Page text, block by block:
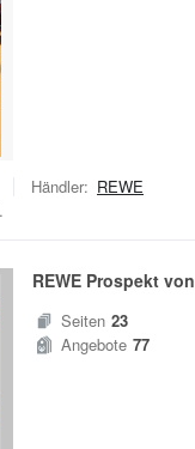
Händler: REWE
REWE Prospekt von
Seiten 23
Angebote 77